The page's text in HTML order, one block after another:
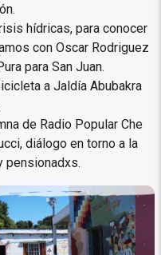
hídricas, para conocer
con Oscar Rodriguez
para San Juan.
a Jaldía Abubakra
de Radio Popular Che
diálogo en torno a la
pensionadxs.